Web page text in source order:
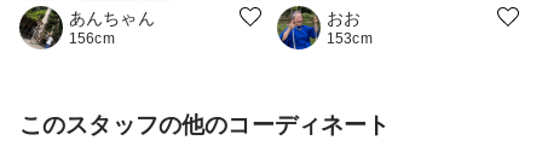
あんちゃん
156cm
おお
153cm
このスタッフの他のコーディネート